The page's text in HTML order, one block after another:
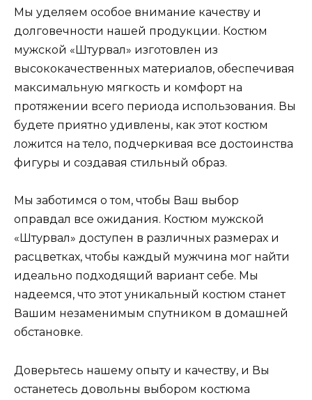
Мы уделяем особое внимание качеству и
долговечности нашей продукции. Костюм
мужской «Штурвал» изготовлен из
высококачественных материалов, обеспечивая
максимальную мягкость и комфорт на
протяжении всего периода использования. Вы
будете приятно удивлены, как этот костюм
ложится на тело, подчеркивая все достоинства
фигуры и создавая стильный образ.
Мы заботимся о том, чтобы Ваш выбор
оправдал все ожидания. Костюм мужской
«Штурвал» доступен в различных размерах и
расцветках, чтобы каждый мужчина мог найти
идеально подходящий вариант себе. Мы
надеемся, что этот уникальный костюм станет
Вашим незаменимым спутником в домашней
обстановке.
Доверьтесь нашему опыту и качеству, и Вы
останетесь довольны выбором костюма